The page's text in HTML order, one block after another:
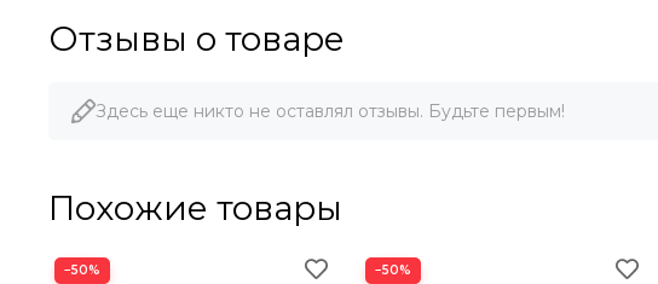
Отзывы о товаре
Здесь еще никто не оставлял отзывы. Будьте первым!
Похожие товары
−50% −50%